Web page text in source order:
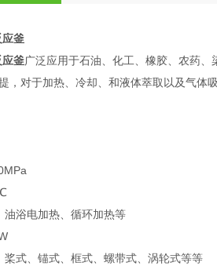
釜
釜广泛应用于石油、化工、橡胶、农药
，对于加热、冷却、和液体萃取以及气
浴电加热、循环加热等
式、锚式、框式、螺带式、涡轮式等等